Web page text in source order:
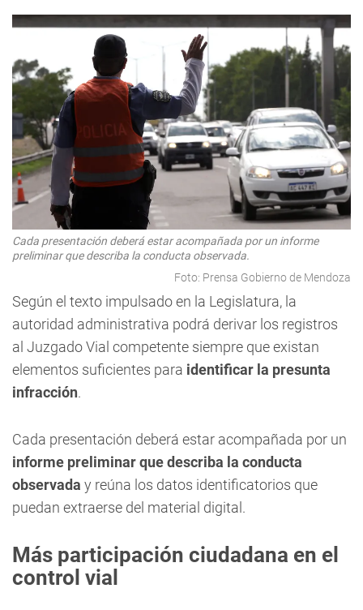
Cada presentación deberá estar acompañada por un informe
preliminar que describa la conducta observada.
Foto: Prensa Gobierno de Mendoza
Según el texto impulsado en la Legislatura, la
autoridad administrativa podrá derivar los registros
al Juzgado Vial competente siempre que existan
elementos suficientes para identificar la presunta
infracción.
Cada presentación deberá estar acompañada por un
informe preliminar que describa la conducta
observada y reúna los datos identificatorios que
puedan extraerse del material digital.
Más participación ciudadana en el
control vial